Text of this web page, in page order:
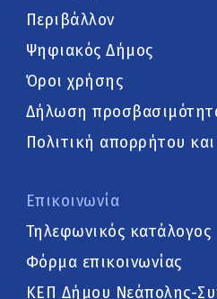
Περιβάλλον
Ψηφιακός Δήμος
Όροι χρήσης
Δήλωση
Πολιτική απορρήτου
Επικοινωνία
Τηλεφωνικός κατάλογος
Φόρμα επικοινωνίας
ΚΕΠ Δήμου Νεάπολης-